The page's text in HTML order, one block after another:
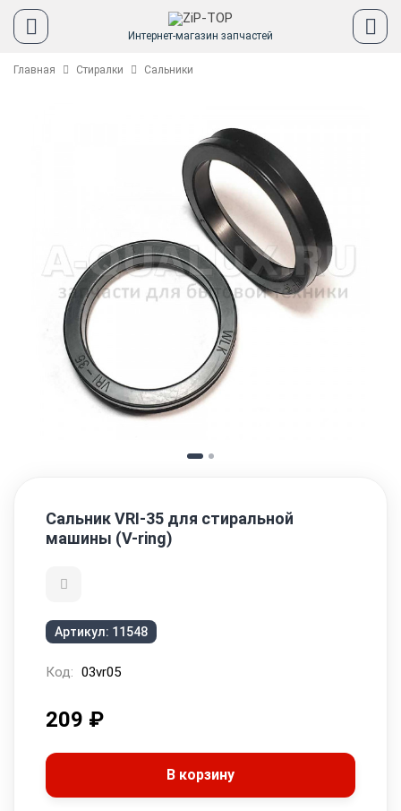
Интернет-магазин запчастей
Главная Стиралки Сальники
Сальник VRI-35 для стиральной
машины (V-ring)
Артикул: 11548
Код: 03vr05
209 ₽
В корзину